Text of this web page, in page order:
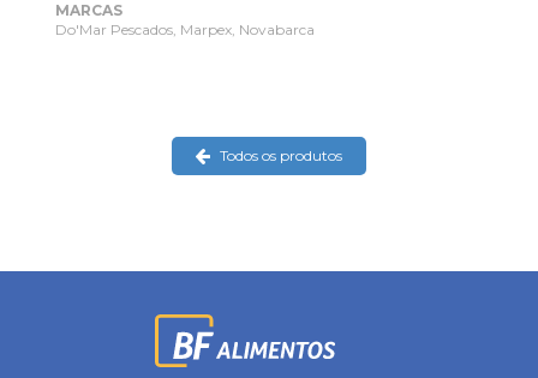
MARCAS
Do'Mar Pescados Marpex Novabarca
Todos os produtos